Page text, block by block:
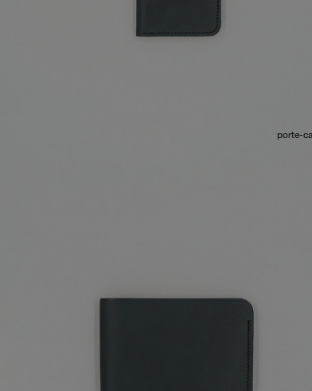
porte-